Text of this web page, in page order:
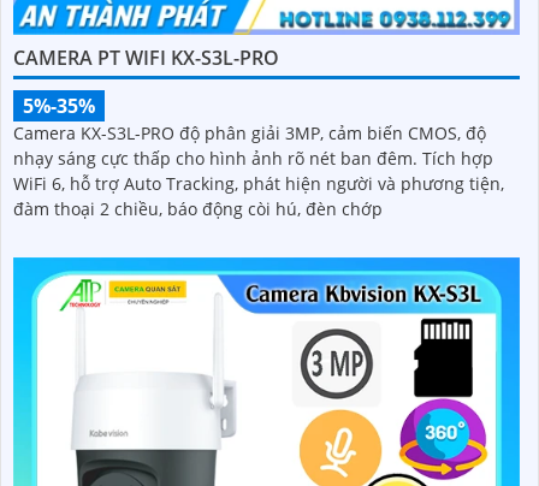
CAMERA PT WIFI KX-S3L-PRO
5%-35%
Camera KX-S3L-PRO độ phân giải 3MP, cảm biến CMOS, độ
nhạy sáng cực thấp cho hình ảnh rõ nét ban đêm. Tích hợp
WiFi 6, hỗ trợ Auto Tracking, phát hiện người và phương tiện,
đàm thoại 2 chiều, báo động còi hú, đèn chớp